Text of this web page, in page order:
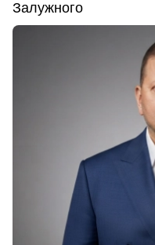
Залужного